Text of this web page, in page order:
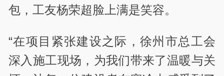
包，工友杨荣超脸上满是笑容。
“在项目紧张建设之际，徐州市总工会
深入施工现场，为我们带来了温暖与关